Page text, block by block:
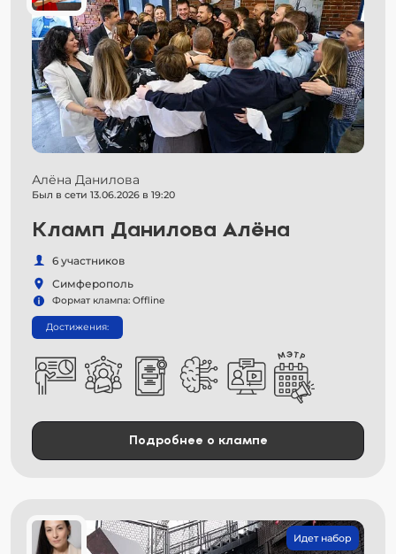
Алёна Данилова
Был в сети 13.06.2026 в 19:20
Кламп Данилова Алёна
6 участников
Симферополь
Формат клампа: Offline
Достижения:
Подробнее о клампе
Идет набор